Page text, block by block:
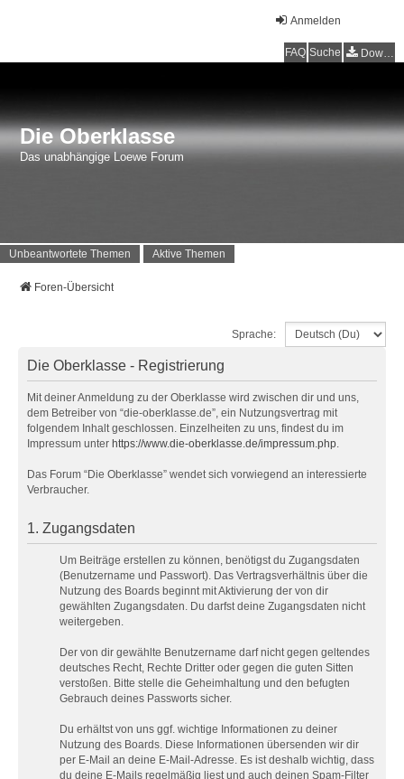
Anmelden
FAQ Suche Downloads
Die Oberklasse
Das unabhängige Loewe Forum
Unbeantwortete Themen Aktive Themen
Foren-Übersicht
Sprache:
Die Oberklasse - Registrierung
Mit deiner Anmeldung zu der Oberklasse wird zwischen dir und uns,
dem Betreiber von “die-oberklasse.de”, ein Nutzungsvertrag mit
folgendem Inhalt geschlossen. Einzelheiten zu uns, findest du im
Impressum unter https://www.die-oberklasse.de/impressum.php.
Das Forum “Die Oberklasse” wendet sich vorwiegend an interessierte
Verbraucher.
1. Zugangsdaten
Um Beiträge erstellen zu können, benötigst du Zugangsdaten
(Benutzername und Passwort). Das Vertragsverhältnis über die
Nutzung des Boards beginnt mit Aktivierung der von dir
gewählten Zugangsdaten. Du darfst deine Zugangsdaten nicht
weitergeben.
Der von dir gewählte Benutzername darf nicht gegen geltendes
deutsches Recht, Rechte Dritter oder gegen die guten Sitten
verstoßen. Bitte stelle die Geheimhaltung und den befugten
Gebrauch deines Passworts sicher.
Du erhältst von uns ggf. wichtige Informationen zu deiner
Nutzung des Boards. Diese Informationen übersenden wir dir
per E-Mail an deine E-Mail-Adresse. Es ist deshalb wichtig, dass
du deine E-Mails regelmäßig liest und auch deinen Spam-Filter